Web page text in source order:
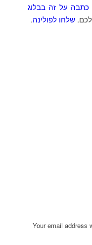
כתבה על זה בבלוג
שלחו לפולינה.
Your email address